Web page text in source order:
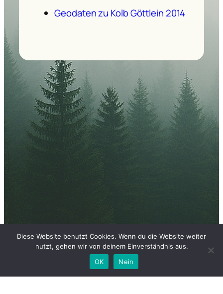
Geodaten zu Kolb Göttlein 2014
Diese Website benutzt Cookies. Wenn du die Website weiter
nutzt, gehen wir von deinem Einverständnis aus.
OK
Nein